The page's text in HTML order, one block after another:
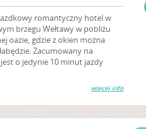
romantyczny hotel w
brzegu Wełtawy w pobliżu
oazie, gdzie z okien można
Zacumowany na
o jedynie 10 minut jazdy
więcej info